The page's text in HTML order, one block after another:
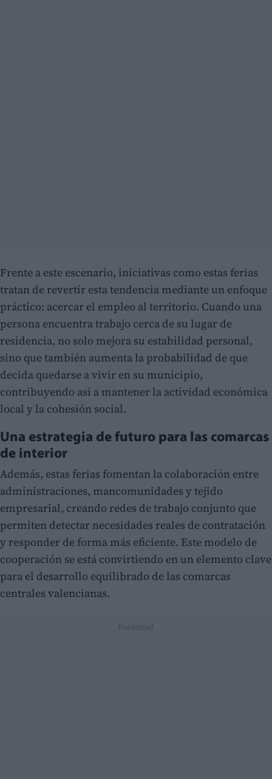
Frente a este escenario, iniciativas como estas ferias
tratan de revertir esta tendencia mediante un enfoque
práctico: acercar el empleo al territorio. Cuando una
persona encuentra trabajo cerca de su lugar de
residencia, no solo mejora su estabilidad personal,
sino que también aumenta la probabilidad de que
decida quedarse a vivir en su municipio,
contribuyendo así a mantener la actividad económica
local y la cohesión social.
Una estrategia de futuro para las comarcas
de interior
Además, estas ferias fomentan la colaboración entre
administraciones, mancomunidades y tejido
empresarial, creando redes de trabajo conjunto que
permiten detectar necesidades reales de contratación
y responder de forma más eficiente. Este modelo de
cooperación se está convirtiendo en un elemento clave
para el desarrollo equilibrado de las comarcas
centrales valencianas.